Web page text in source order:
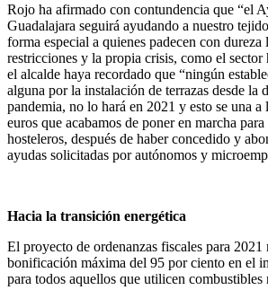
Rojo ha afirmado con contundencia que “el
Guadalajara seguirá ayudando a nuestro
forma especial a quienes padecen con dureza
restricciones y la propia crisis, como el sector
el alcalde haya recordado que “ningún
alguna por la instalación de terrazas desde la
pandemia, no lo hará en 2021 y esto se una
euros que acabamos de poner en marcha
hosteleros, después de haber concedido y
ayudas solicitadas por autónomos y
Hacia la transición energética
El proyecto de ordenanzas fiscales para 2021
bonificación máxima del 95 por ciento en el
para todos aquellos que utilicen combustibles